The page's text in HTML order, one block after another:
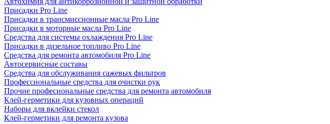
Присадки Pro Line
Присадки в трансмиссионные масла Pro Line
Присадки в моторные масла Pro Line
Средства для системы охлаждения Pro Line
Присадки в дизельное топливо Pro Line
Средства для ремонта автомобиля Pro Line
Автосервисные составы
Средства для обслуживания сажевых фильтров
Профессиональные средства для очистки рук
Прочие професиональные средства для ремонта автомобиля
Клей-герметики для кузовных операций
Наборы для вклейки стекол
Клей-герметики для ремонта кузова